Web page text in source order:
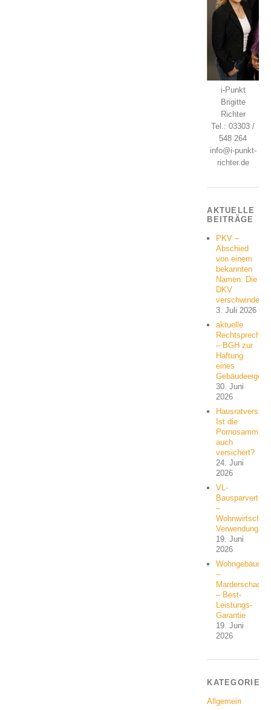
i-Punkt
Brigitte
Richter
Tel.: 03303 /
548 264
info@i-punkt-
richter.de
AKTUELLE
BEITRÄGE
PKV –
Abschied
von einem
bekannten
Namen: Die
DKV
verschwindet
3. Juli 2026
aktuelle
– BGH zur
Haftung
eines
30. Juni
2026
Ist die
auch
versichert?
24. Juni
2026
VL-
Bausparvertrag
–
Verwendung?
19. Juni
2026
Wohngebäude
–
Marderschaden
– Best-
Leistungs-
Garantie
19. Juni
2026
KATEGORIEN
Allgemein